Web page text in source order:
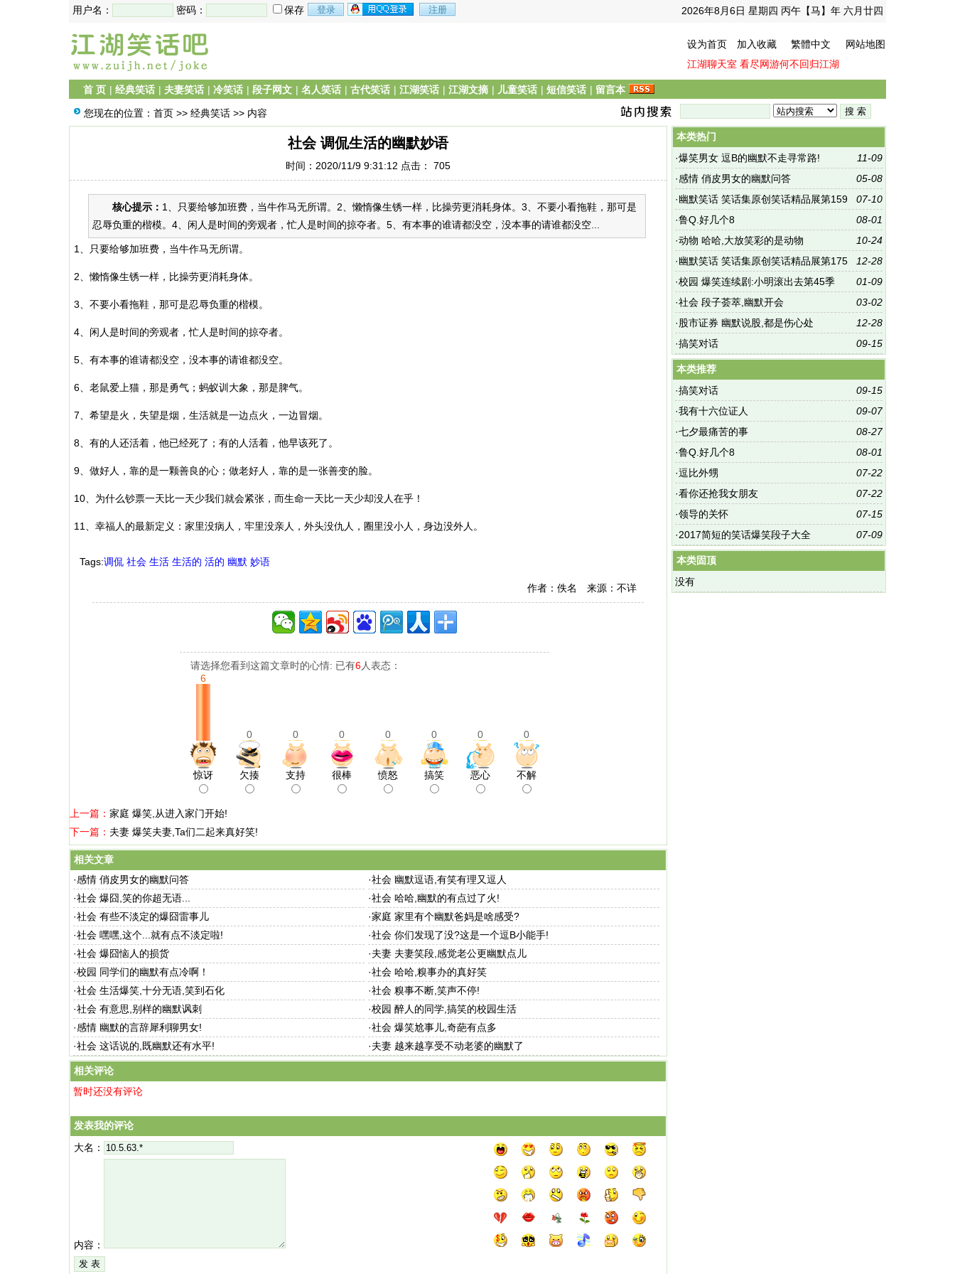
2026年8月6日 星期四 丙午【马】年 六月廿四
用户名： 密码： 保存
设为首页 加入收藏 繁體中文
网站地图
江湖聊天室 看尽网游何不回归江湖
首 页 | 经典笑话 | 夫妻笑话 | 冷笑话 | 段子网文 | 名人笑话 | 古代笑话 | 江湖笑话 | 江湖文摘 | 儿童笑话 | 短信笑话 | 留言本
您现在的位置： 首页 >> 经典笑话 >> 内容
社会 调侃生活的幽默妙语
时间：2020/11/9 9:31:12 点击： 705
核心提示： 1、只要给够加班费，当牛作马无所谓。2、懒惰像生锈一样，比操劳更消耗身体。3、不要小看拖鞋，那可是
忍辱负重的楷模。4、闲人是时间的旁观者，忙人是时间的掠夺者。5、有本事的谁请都没空，没本事的请谁都没空...
1、只要给够加班费，当牛作马无所谓。
2、懒惰像生锈一样，比操劳更消耗身体。
3、不要小看拖鞋，那可是忍辱负重的楷模。
4、闲人是时间的旁观者，忙人是时间的掠夺者。
5、有本事的谁请都没空，没本事的请谁都没空。
6、老鼠爱上猫，那是勇气；蚂蚁训大象，那是脾气。
7、希望是火，失望是烟，生活就是一边点火，一边冒烟。
8、有的人还活着，他已经死了；有的人活着，他早该死了。
9、做好人，靠的是一颗善良的心；做老好人，靠的是一张善变的脸。
10、为什么钞票一天比一天少我们就会紧张，而生命一天比一天少却没人在乎！
11、幸福人的最新定义：家里没病人，牢里没亲人，外头没仇人，圈里没小人，身边没外人。
Tags:调侃 社会 生活 生活的 活的 幽默 妙语
作者：佚名 来源：不详
请选择您看到这篇文章时的心情: 已有6人表态：
6
0 0 0 0 0 0 0
惊讶 欠揍 支持 很棒 愤怒 搞笑 恶心 不解
上一篇： 家庭 爆笑,从进入家门开始!
下一篇： 夫妻 爆笑夫妻,Ta们二起来真好笑!
相关文章
·感情 俏皮男女的幽默问答 ·社会 幽默逗语,有笑有理又逗人
·社会 爆囧,笑的你超无语... ·社会 哈哈,幽默的有点过了火!
·社会 有些不淡定的爆囧雷事儿 ·家庭 家里有个幽默爸妈是啥感受?
·社会 嘿嘿,这个...就有点不淡定啦! ·社会 你们发现了没?这是一个逗B小能手!
·社会 爆囧恼人的损货 ·夫妻 夫妻笑段,感觉老公更幽默点儿
·校园 同学们的幽默有点冷啊！ ·社会 哈哈,糗事办的真好笑
·社会 生活爆笑,十分无语,笑到石化 ·社会 糗事不断,笑声不停!
·社会 有意思,别样的幽默讽刺 ·校园 醉人的同学,搞笑的校园生活
·感情 幽默的言辞犀利聊男女! ·社会 爆笑尬事儿,奇葩有点多
·社会 这话说的,既幽默还有水平! ·夫妻 越来越享受不动老婆的幽默了
相关评论
暂时还没有评论
发表我的评论
大名：
内容：
本类热门
11-09
·爆笑男女 逗B的幽默不走寻常路!
05-08
·感情 俏皮男女的幽默问答
07-10
·幽默笑话 笑话集原创笑话精品展第159
期
08-01
·鲁Q.好几个8
10-24
·动物 哈哈,大放笑彩的是动物
12-28
·幽默笑话 笑话集原创笑话精品展第175
期
01-09
·校园 爆笑连续剧:小明滚出去第45季
03-02
·社会 段子荟萃,幽默开会
12-28
· 股市证券 幽默说股,都是伤心处
09-15
·搞笑对话
本类推荐
09-15
·搞笑对话
09-07
·我有十六位证人
08-27
·七夕最痛苦的事
08-01
·鲁Q.好几个8
07-22
·逗比外甥
07-22
·看你还抢我女朋友
07-15
·领导的关怀
07-09
·2017简短的笑话爆笑段子大全
本类固顶
没有